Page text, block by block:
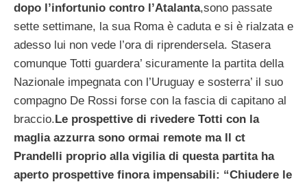
dopo l’infortunio contro l’Atalanta,sono passate
sette settimane, la sua Roma è caduta e si è rialzata e
adesso lui non vede l’ora di riprendersela. Stasera
comunque Totti guardera’ sicuramente la partita della
Nazionale impegnata con l’Uruguay e sosterra’ il suo
compagno De Rossi forse con la fascia di capitano al
braccio.Le prospettive di rivedere Totti con la
maglia azzurra sono ormai remote ma Il ct
Prandelli proprio alla vigilia di questa partita ha
aperto prospettive finora impensabili: “Chiudere le